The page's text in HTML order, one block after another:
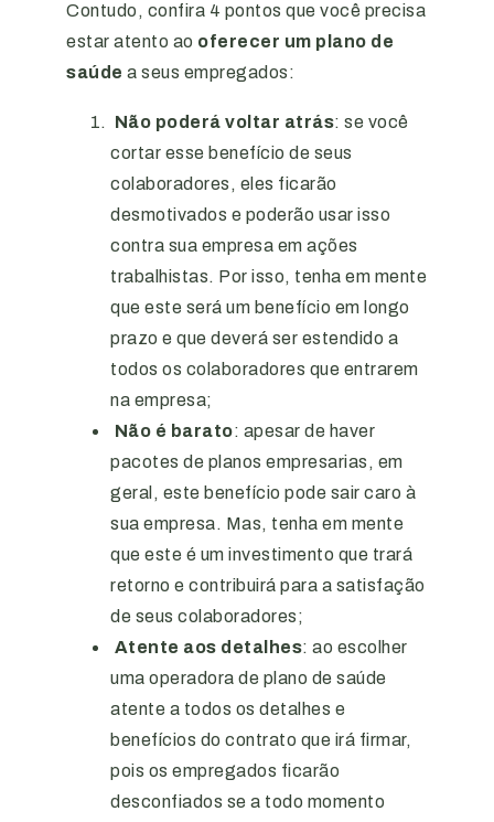
Contudo, confira 4 pontos que você precisa
estar atento ao oferecer um plano de
saúde a seus empregados:
Não poderá voltar atrás: se você
cortar esse benefício de seus
colaboradores, eles ficarão
desmotivados e poderão usar isso
contra sua empresa em ações
trabalhistas. Por isso, tenha em mente
que este será um benefício em longo
prazo e que deverá ser estendido a
todos os colaboradores que entrarem
na empresa;
Não é barato: apesar de haver
pacotes de planos empresarias, em
geral, este benefício pode sair caro à
sua empresa. Mas, tenha em mente
que este é um investimento que trará
retorno e contribuirá para a satisfação
de seus colaboradores;
Atente aos detalhes: ao escolher
uma operadora de plano de saúde
atente a todos os detalhes e
benefícios do contrato que irá firmar,
pois os empregados ficarão
desconfiados se a todo momento